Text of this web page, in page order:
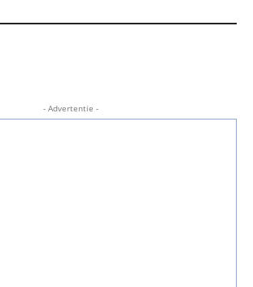
- Advertentie -